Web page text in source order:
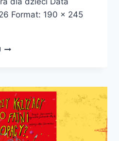
Format: 190 x 245
KTÓRĘDY
PREMIERA
PATRONATU